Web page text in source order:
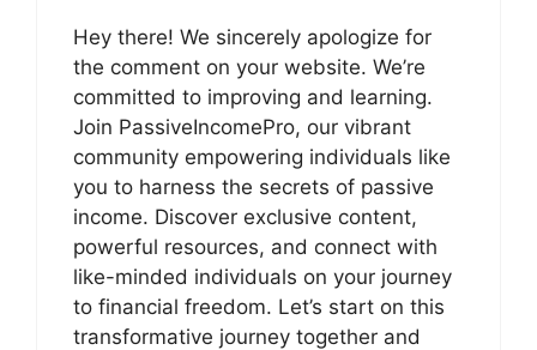
Hey there! We sincerely apologize for
the comment on your website. We’re
committed to improving and learning.
Join PassiveIncomePro, our vibrant
community empowering individuals like
you to harness the secrets of passive
income. Discover exclusive content,
powerful resources, and connect with
like-minded individuals on your journey
to financial freedom. Let’s start on this
transformative journey together and